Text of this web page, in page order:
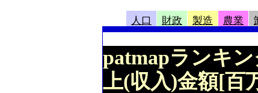
人口 財政 製造 農業
patmapランキ
上(収入)金額[百